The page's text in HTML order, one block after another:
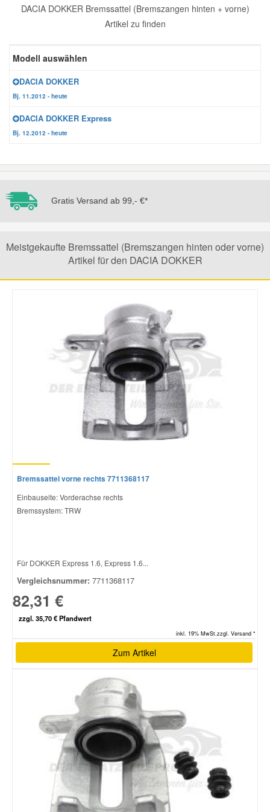
DACIA DOKKER Bremssattel (Bremszangen hinten + vorne)
Artikel zu finden
Modell auswählen
DACIA DOKKER
Bj. 11.2012 - heute
DACIA DOKKER Express
Bj. 12.2012 - heute
Gratis Versand ab 99,- €*
Meistgekaufte Bremssattel (Bremszangen hinten oder vorne)
Artikel für den DACIA DOKKER
Bremssattel vorne rechts 7711368117
Einbauseite: Vorderachse rechts
Bremssystem: TRW
Für DOKKER Express 1.6, Express 1.6...
Vergleichsnummer: 7711368117
82,31 €
zzgl. 35,70 € Pfandwert
inkl. 19% MwSt.zzgl. Versand *
Zum Artikel
Scheibenreinigung
Zündanlage und Glühanlage
Reparatur-Zubehör
Karosserie Werkzeug
Schlüsselgehäuse
Werkstattbedarf
Winter-Autozubehör
Daewoo Ersatzteile
Daihatsu Ersatzteile
Honda Ersatzteile
Jeep Ersatzteile
Lancia Ersatzteile
Mercedes Ersatzteile
Mini Ersatzteile
Mitsubishi Ersatzteile
Nissan Ersatzteile
Seat Ersatzteile
Suzuki Ersatzteile
Toyota Ersatzteile
Vauxhall Ersatzteile
Volvo Ersatzteile